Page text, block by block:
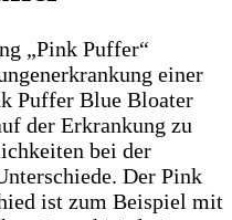
„Pink Puffer“
einer
Puffer Blue Bloater
der Erkrankung zu
bei der
Der Pink
ist zum Beispiel mit